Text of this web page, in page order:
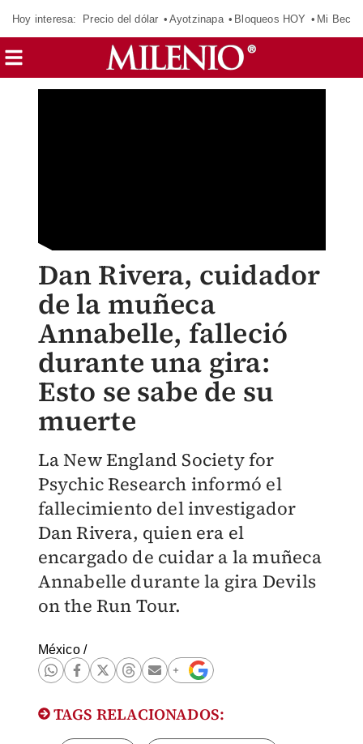
Hoy interesa: Precio del dólar Ayotzinapa Bloqueos HOY Mi Beca
Dan Rivera, cuidador
de la muñeca
Annabelle, falleció
durante una gira:
Esto se sabe de su
muerte
La New England Society for
Psychic Research informó el
fallecimiento del investigador
Dan Rivera, quien era el
encargado de cuidar a la muñeca
Annabelle durante la gira Devils
on the Run Tour.
México/
TAGS RELACIONADOS: